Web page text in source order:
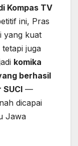
Kompas TV
ini, Pras
yang kuat
juga
komika
berhasil
—
dicapai
Jawa